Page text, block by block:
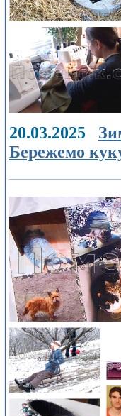
20.03.2025
Бережемо